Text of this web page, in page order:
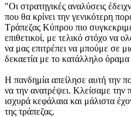
"Οι στρατηγικές αναλύσεις
που θα κρίνει την γενικότερη
Τράπεζας Κύπρου πιο
επιθετικοί, με τελικό στόχο να
να μας επιτρέπει να μπούμε σε
δεκαετία με το κατάλληλο όραμα
Η πανδημία απείλησε αυτή την
να την ανατρέψει. Κλείσαμε την
ισχυρά κεφάλαια και μάλιστα
της τράπεζας.